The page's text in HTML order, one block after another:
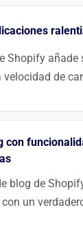
tu
Shopify añade
velocidad de
de aplicaciones
solo lo
con
blog de
un